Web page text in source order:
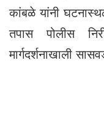
कांबळे यांनी
तपास पोलीस
मार्गदर्शनाखाली